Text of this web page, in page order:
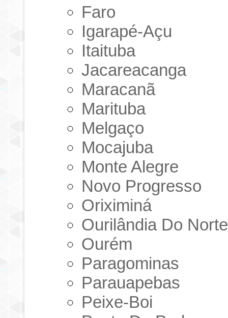
Faro
Igarapé-Açu
Itaituba
Jacareacanga
Maracanã
Marituba
Melgaço
Mocajuba
Monte Alegre
Novo Progresso
Oriximiná
Ourilândia Do Norte
Ourém
Paragominas
Parauapebas
Peixe-Boi